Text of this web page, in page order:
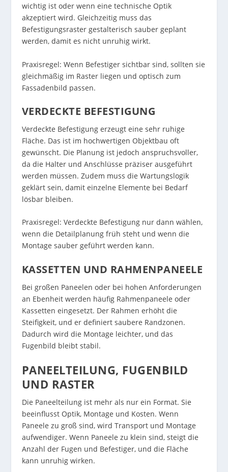
wichtig ist oder wenn eine technische Optik
akzeptiert wird. Gleichzeitig muss das
Befestigungsraster gestalterisch sauber geplant
werden, damit es nicht unruhig wirkt.
Praxisregel: Wenn Befestiger sichtbar sind, sollten sie
gleichmäßig im Raster liegen und optisch zum
Fassadenbild passen.
VERDECKTE BEFESTIGUNG
Verdeckte Befestigung erzeugt eine sehr ruhige
Fläche. Das ist im hochwertigen Objektbau oft
gewünscht. Die Planung ist jedoch anspruchsvoller,
da die Halter und Anschlüsse präziser ausgeführt
werden müssen. Zudem muss die Wartungslogik
geklärt sein, damit einzelne Elemente bei Bedarf
lösbar bleiben.
Praxisregel: Verdeckte Befestigung nur dann wählen,
wenn die Detailplanung früh steht und wenn die
Montage sauber geführt werden kann.
KASSETTEN UND RAHMENPANEELE
Bei großen Paneelen oder bei hohen Anforderungen
an Ebenheit werden häufig Rahmenpaneele oder
Kassetten eingesetzt. Der Rahmen erhöht die
Steifigkeit, und er definiert saubere Randzonen.
Dadurch wird die Montage leichter, und das
Fugenbild bleibt stabil.
PANEELTEILUNG, FUGENBILD
UND RASTER
Die Paneelteilung ist mehr als nur ein Format. Sie
beeinflusst Optik, Montage und Kosten. Wenn
Paneele zu groß sind, wird Transport und Montage
aufwendiger. Wenn Paneele zu klein sind, steigt die
Anzahl der Fugen und Befestiger, und die Fläche
kann unruhig wirken.